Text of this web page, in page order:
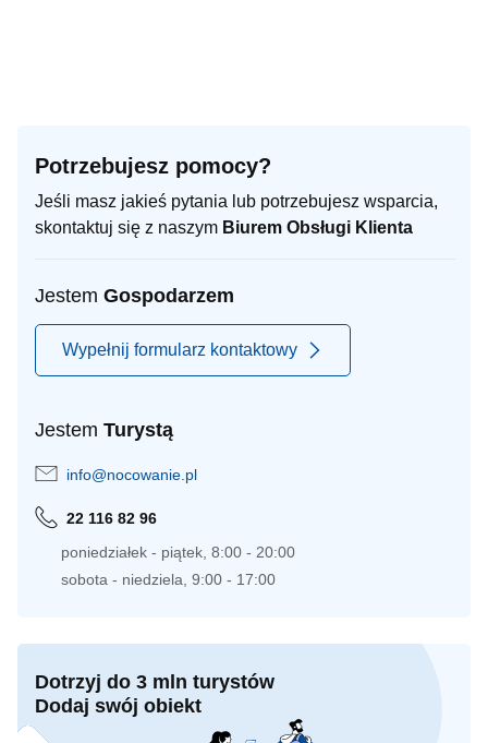
Potrzebujesz pomocy?
Jeśli masz jakieś pytania lub potrzebujesz wsparcia,
skontaktuj się z naszym Biurem Obsługi Klienta
Jestem Gospodarzem
Wypełnij formularz kontaktowy
Jestem Turystą
info@nocowanie.pl
22 116 82 96
poniedziałek - piątek, 8:00 - 20:00
sobota - niedziela, 9:00 - 17:00
Dotrzyj do 3 mln turystów
Dodaj swój obiekt